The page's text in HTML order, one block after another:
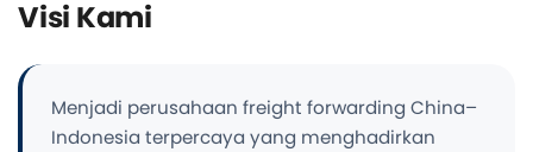
Visi Kami
Menjadi perusahaan freight forwarding China–
Indonesia terpercaya yang menghadirkan